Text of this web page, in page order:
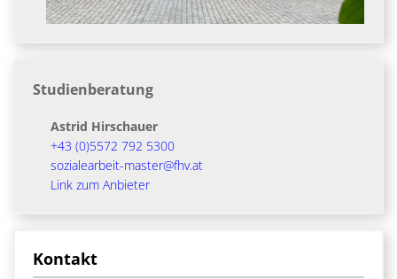
Studienberatung
Astrid Hirschauer
+43 (0)5572 792 5300
sozialearbeit-master@fhv.at
Link zum Anbieter
Kontakt